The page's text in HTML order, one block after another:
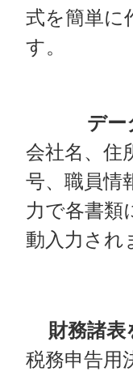
式を簡単に
す。
デー
会社名、住
号、職員情
力で各書類
動入力され
財務諸表
税務申告用